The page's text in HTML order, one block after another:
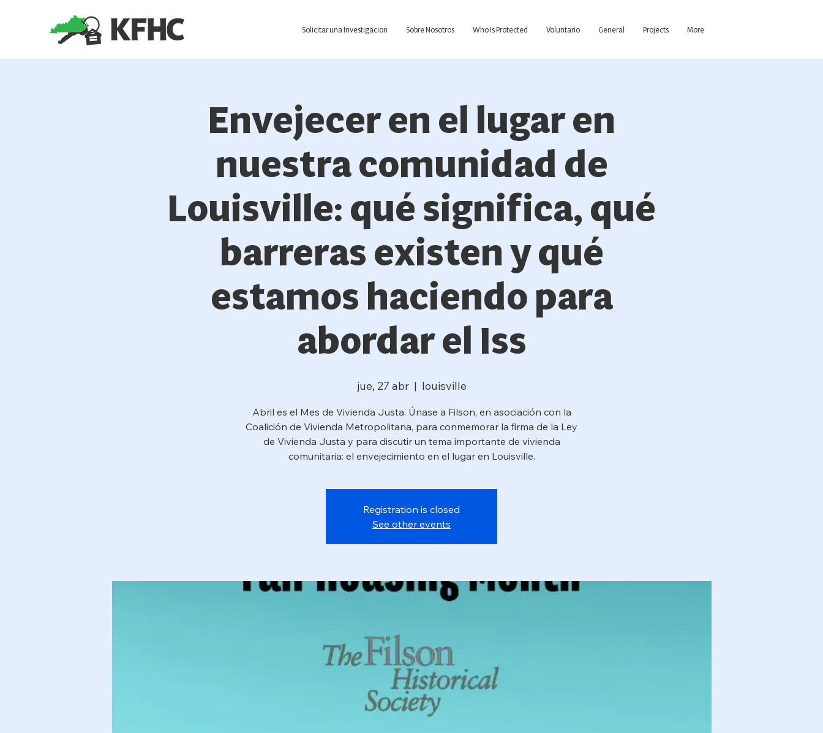
Solicitar una Investigacion Sobre Nosotros Who Is Protected Voluntario General Projects More
Envejecer en el lugar en
nuestra comunidad de
Louisville: qué significa, qué
barreras existen y qué
estamos haciendo para
abordar el Iss
jue, 27 abr
  |
louisville
Abril es el Mes de Vivienda Justa. Únase a Filson, en asociación con la
Coalición de Vivienda Metropolitana, para conmemorar la firma de la Ley
de Vivienda Justa y para discutir un tema importante de vivienda
comunitaria: el envejecimiento en el lugar en Louisville.
Registration is closed
See other events